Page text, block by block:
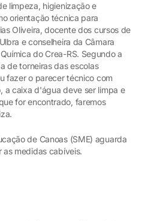
limpeza, higienização e
orientação técnica para
Oliveira, docente dos cursos de
e conselheira da Câmara
do Crea-RS. Segundo a
de torneiras das escolas
fazer o parecer técnico com
a caixa d'água deve ser limpa e
for encontrado, faremos
de Canoas (SME) aguarda
medidas cabíveis.